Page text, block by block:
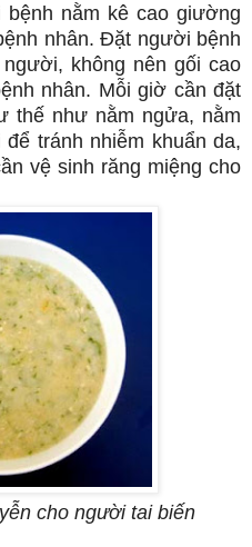
nằm kê cao giường
nhân. Đặt người bệnh
không nên gối cao
nhân. Mỗi giờ cần đặt
thế như nằm ngửa, nằm
tránh nhiễm khuẩn da,
vệ sinh răng miệng cho
cho người tai biến